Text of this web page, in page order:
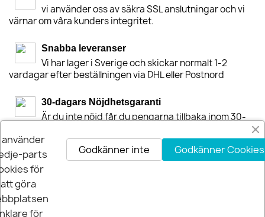
vi använder oss av säkra SSL anslutningar och vi
värnar om våra kunders integritet.
Snabba leveranser
Vi har lager i Sverige och skickar normalt 1-2
vardagar efter beställningen via DHL eller Postnord
30-dagars Nöjdhetsgaranti
Är du inte nöjd får du pengarna tillbaka inom 30-
använder
parts
för
att göra
för
Godkänner Cookies
Godkänner inte